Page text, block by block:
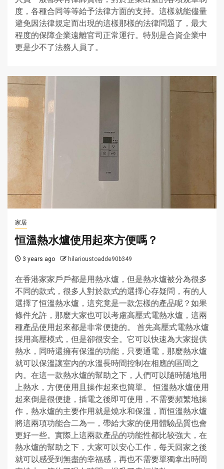
度，各種合同等等給予法律方面的支持。這樣就能儘量
避免因法律規定而出現的這樣那樣的法律問題了，最大
程度的保障企業遠離官司正常運行。特別是合資企業中
更是少不了法務人員了。
家居
恒溫熱水爐使用起來方便嗎？
3 years ago hilarioustoadde90b349
在香港家家戶戶都是用熱水爐，但是熱水爐被分為很多
不同的款式，很多人對於款式的選擇心存疑問，有的人
選擇了恒溫熱水爐，這究竟是一款怎樣的產品呢？如果
條件允許，那麼大家也可以考慮高壓式電熱水爐，這兩
種產品使用起來都是非常便捷的。 首先高壓式電熱水爐
採用高壓模式，但是卻很安全。它可以快速為大家提供
熱水，同時還擁有保溫的功能，只要通電，那麼熱水爐
就可以保溫讓室內的水溫長時間控制在相應的區間之
內。在這一款熱水爐的幫助之下，人們可以隨時隨地用
上熱水，方便使用且操作起來也簡單。 恒溫熱水爐使用
起來倒是很便捷，插電之後即可使用，不需要頻繁地操
作，熱水爐的主要作用就是燒水和保溫，而恒溫熱水爐
將這兩項功能合二為一，帶給大家的使用體驗品質也會
更好一些。實際上這兩款產品的功能性都比较強大，在
熱水爐的幫助之下，大家可以安心工作，每天回家之後
就可以感受到無盡的幸福感，再也不需要單獨拿出時間